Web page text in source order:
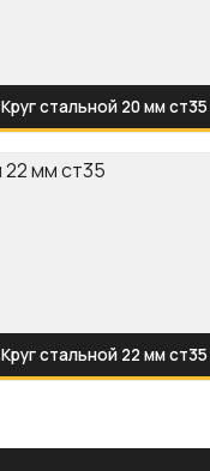
Круг стальной 20 мм ст35
Круг стальной 22 мм ст35